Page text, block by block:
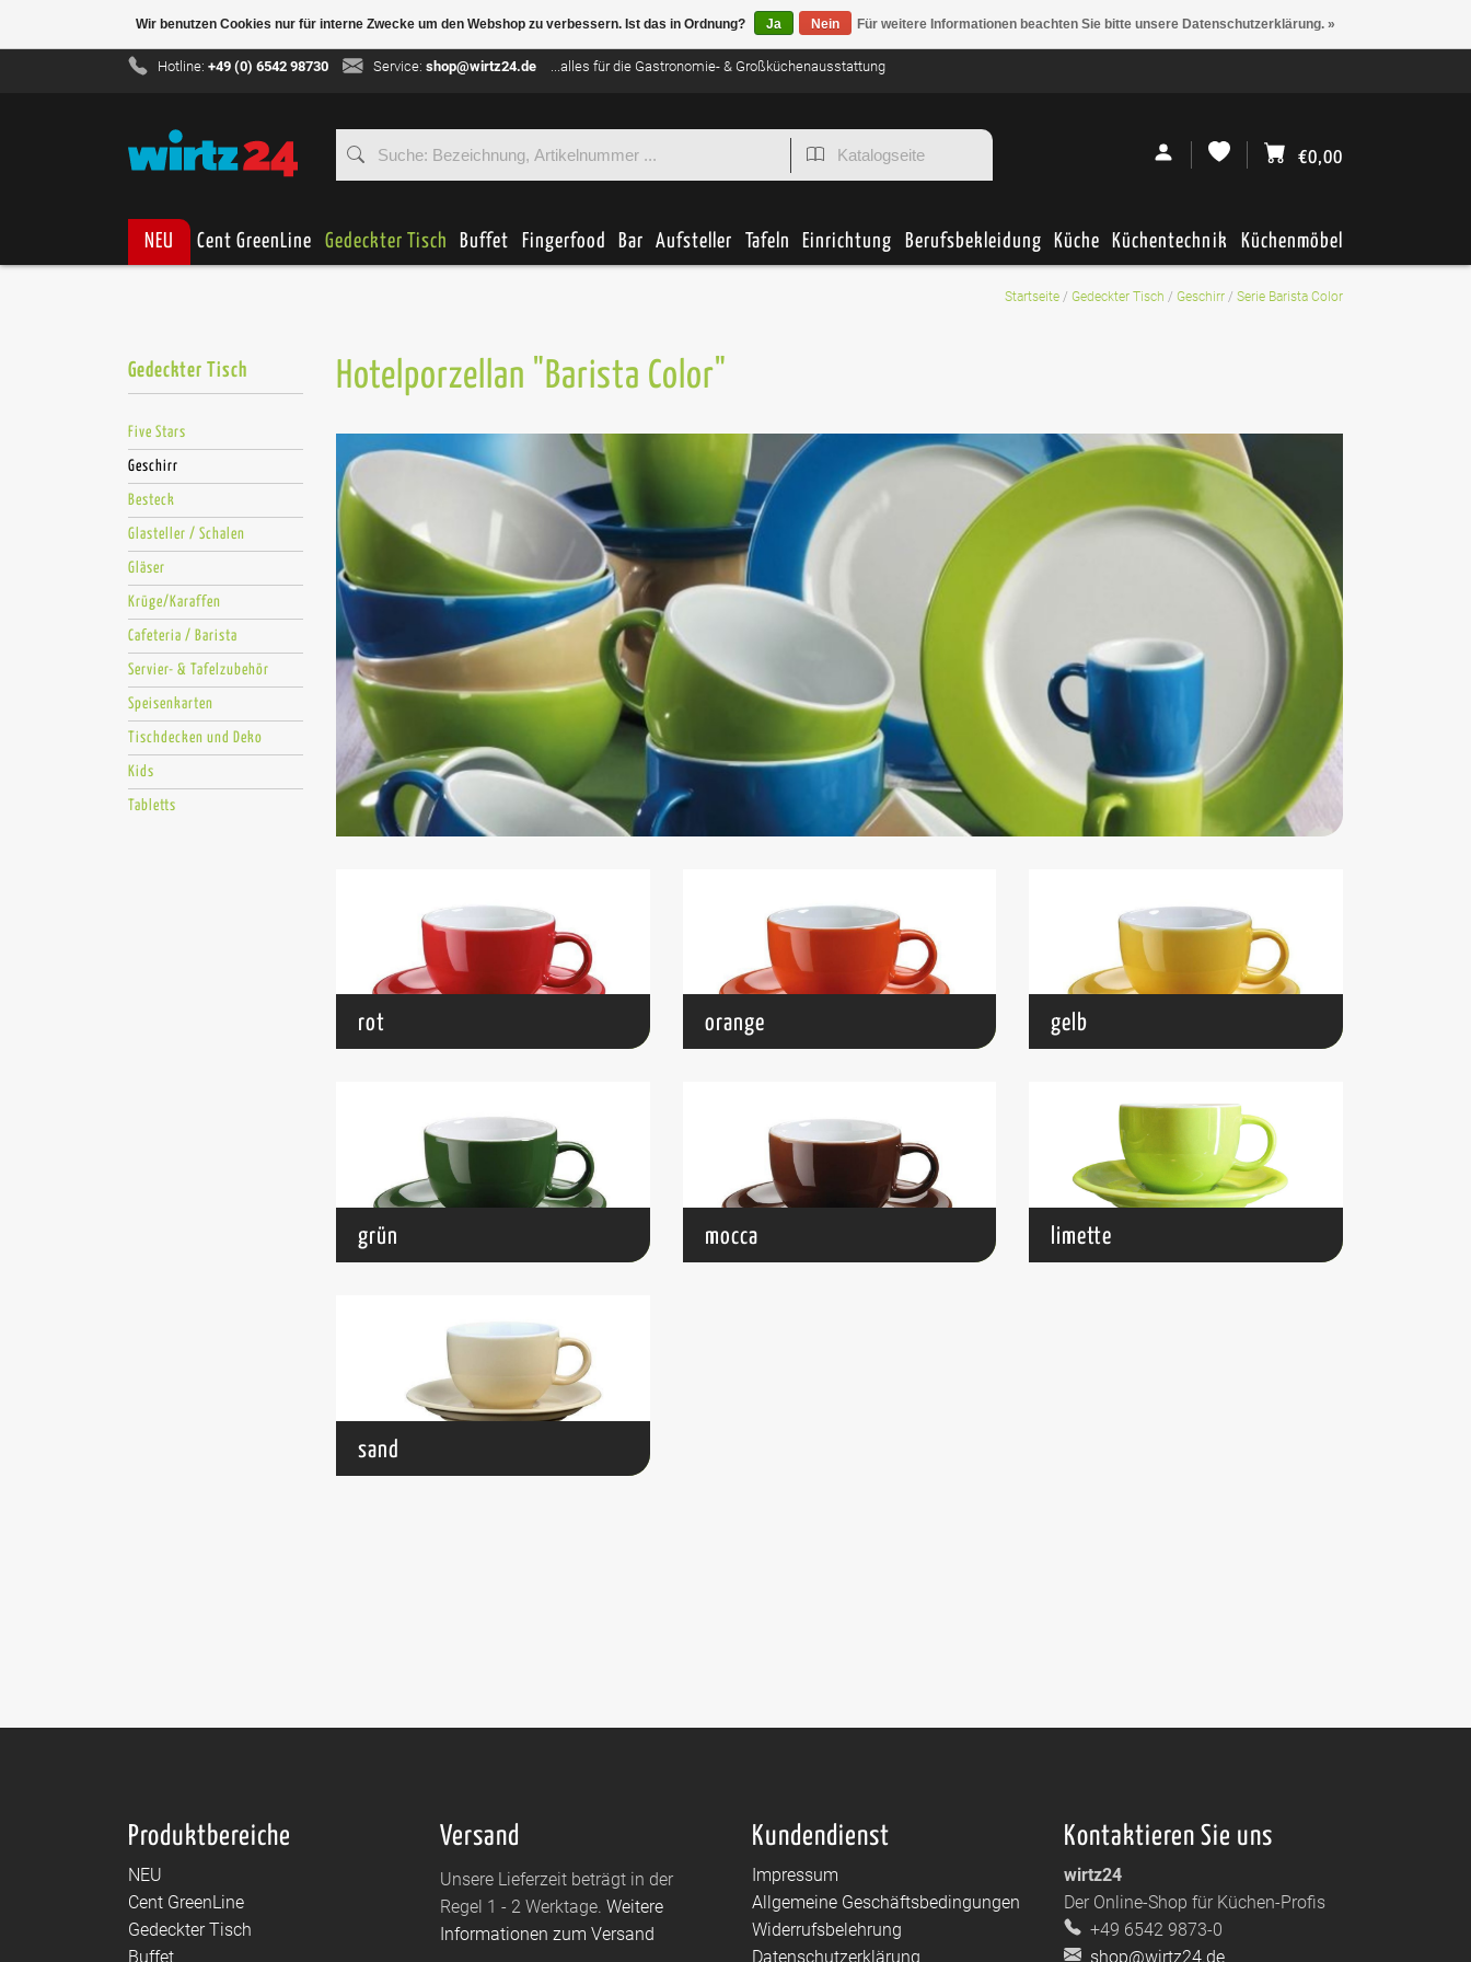
Hotline:+49 (0) 6542 98730 Service: shop@wirtz24.de ...alles für die Gastronomie- & Großküchenausstattung
€0,00
NEU Cent GreenLine Gedeckter Tisch Buffet Fingerfood Bar Aufsteller Tafeln Einrichtung Berufsbekleidung Küche Küchentechnik Küchenmöbel
Startseite / Gedeckter Tisch / Geschirr / Serie Barista Color
Gedeckter Tisch
Five Stars
Geschirr
Besteck
Glasteller / Schalen
Gläser
Krüge/Karaffen
Cafeteria / Barista
Servier- & Tafelzubehör
Speisenkarten
Tischdecken und Deko
Kids
Tabletts
Hotelporzellan "Barista Color"
rot orange gelb
grün mocca limette
sand
Produktbereiche
NEU
Cent GreenLine
Gedeckter Tisch
Buffet
Versand
Unsere Lieferzeit beträgt in der
Regel 1 - 2 Werktage. Weitere
Informationen zum Versand
Kundendienst
Impressum
Allgemeine Geschäftsbedingungen
Widerrufsbelehrung
Datenschutzerklärung
Kontaktieren Sie uns
wirtz24
Der Online-Shop für Küchen-Profis
+49 6542 9873-0
shop@wirtz24.de
Wir benutzen Cookies nur für interne Zwecke um den Webshop zu verbessern. Ist das in Ordnung? Ja Nein Für weitere Informationen beachten Sie bitte unsere Datenschutzerklärung. »